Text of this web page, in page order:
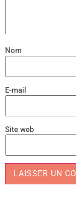
Nom
E-mail
Site web